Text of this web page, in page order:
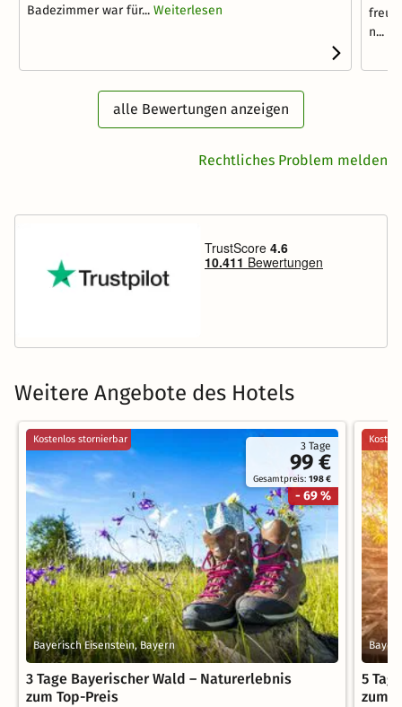
Badezimmer war für... Weiterlesen
n...
alle Bewertungen anzeigen
Rechtliches Problem melden
Weitere Angebote des Hotels
3 Tage
99 €
Gesamtpreis:198 €
- 69 %
Kostenlos stornierbar
Bayerisch Eisenstein, Bayern
3 Tage Bayerischer Wald – Naturerlebnis
zum Top-Preis
5
zum